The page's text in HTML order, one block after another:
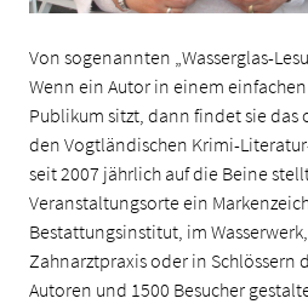
Von sogenannten „Wasserglas-
Wenn ein Autor in einem
Publikum sitzt, dann findet sie das
den Vogtländischen Krimi-
seit 2007 jährlich auf die Beine
Veranstaltungsorte ein
Bestattungsinstitut, im
Zahnarztpraxis oder in Schlössern
Autoren und 1500 Besucher